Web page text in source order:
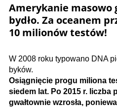
Amerykanie masowo
bydło. Za oceanem
10 milionów testów!
W 2008 roku typowano DNA
byków.
Osiągnięcie progu miliona
siedem lat. Po 2015 r. liczba
gwałtownie wzrosła,